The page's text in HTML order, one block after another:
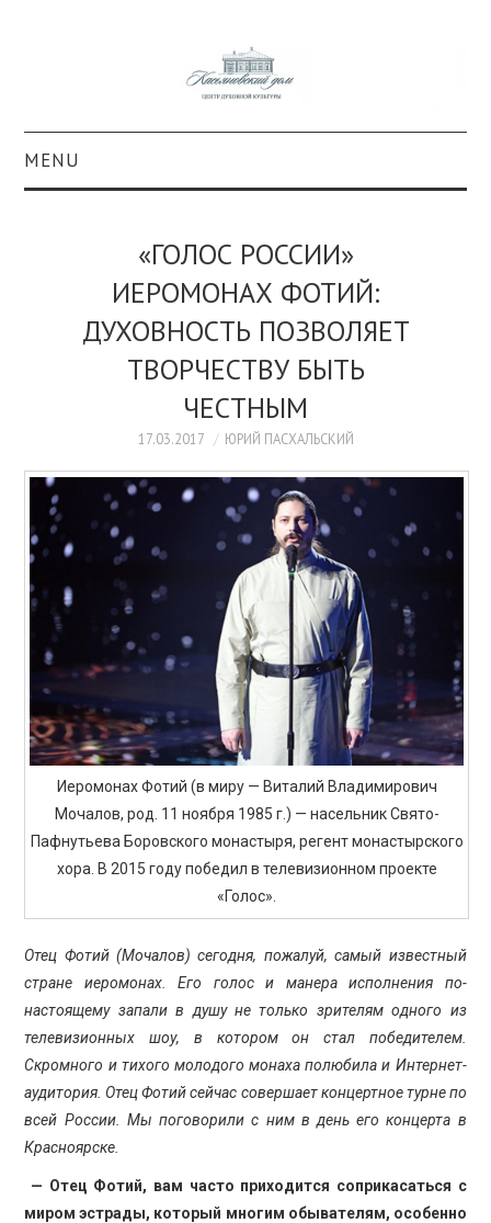
MENU
КОЛЛЕКЦИИ
#КАСДОМ
КУЛЬТУРА
ОБРАЗОВАНИЕ
ПРОСВЕЩЕНИЕ
«ГОЛОС РОССИИ»
ИЕРОМОНАХ ФОТИЙ:
ДУХОВНОСТЬ ПОЗВОЛЯЕТ
ТВОРЧЕСТВУ БЫТЬ
ЧЕСТНЫМ
17.03.2017 ЮРИЙ ПАСХАЛЬСКИЙ
Иеромонах Фотий (в ми­ру — Виталий Владимирович
Мочалов, род. 11 ноября 1985 г.) — насельник Свято-
Пафнутьева Боровского монастыря, регент монастырского
хора. В 2015 году победил в телевизионном проекте
«Голос».
Отец Фотий (Мочалов) сегодня, пожалуй, самый известный
стране иеромонах. Его голос и манера исполнения по-
настоящему запали в душу не только зрителям одного из
телевизионных шоу, в котором он стал победителем.
Скромного и тихого молодого монаха полюбила и Интернет-
аудитория. Отец Фотий сейчас совершает концертное турне по
всей России. Мы поговорили с ним в день его концерта в
Красноярске.
— Отец Фотий, вам часто приходится соприкасаться с
миром эстрады, который многим обывателям, особенно